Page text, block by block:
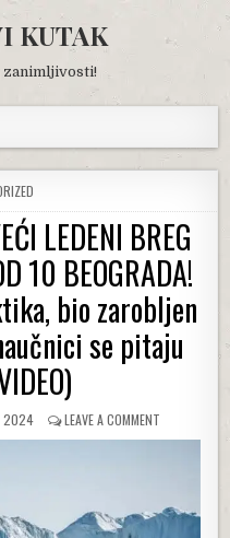
KUTAK
zanimljivosti!
LEDENI BREG
10 BEOGRADA!
bio zarobljen
se pitaju
2024 LEAVE A COMMENT
POKRENUO
BREG